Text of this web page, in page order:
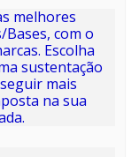
melhores
Bases, com o
Escolha
sustentação
mais
na sua